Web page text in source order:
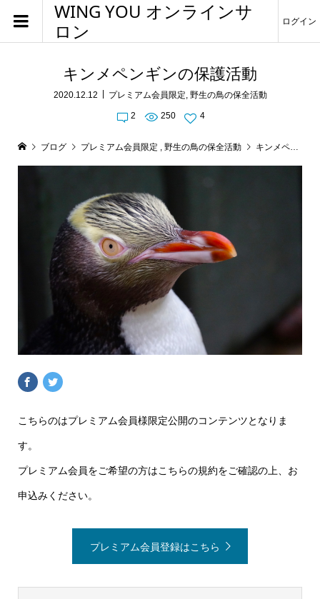
WING YOU オンラインサ
ロン
ログイン
キンメペンギンの保護活動
2020.12.12 プレミアム会員限定, 野生の鳥の保全活動
2 250 4
ブログ プレミアム会員限定 , 野生の鳥の保全活動 キンメペンギンの保護活動
こちらのはプレミアム会員様限定公開のコンテンツとなりま
す。
プレミアム会員をご希望の方はこちらの規約をご確認の上、お
申込みください。
プレミアム会員登録はこちら